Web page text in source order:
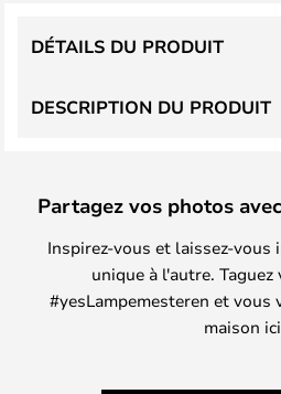
DESCRIPTION DU PRODUIT
DÉTAILS DU PRODUIT
Partagez vos photos
Inspirez-vous et laissez-vous
unique à l'autre.
#yesLampemesteren et vous
maison